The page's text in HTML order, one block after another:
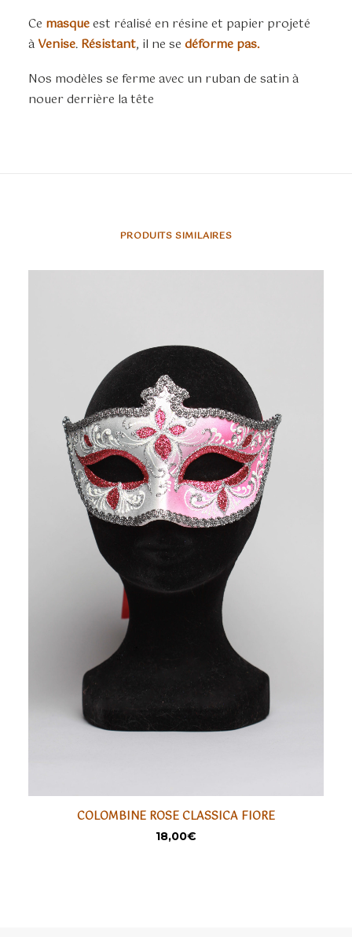
Ce masqueest réalisé en résine et papier projeté
à Venise. Résistant, il ne se déforme pas.
Nos modèles se ferme avec un ruban de satin à
nouer derrière la tête
PRODUITS SIMILAIRES
COLOMBINE ROSE CLASSICA FIORE
18,00€